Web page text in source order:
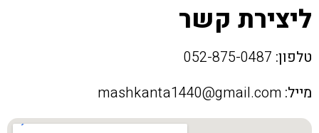
ליצירת קשר
טלפון:
מייל: mashkanta1440@gmail.com